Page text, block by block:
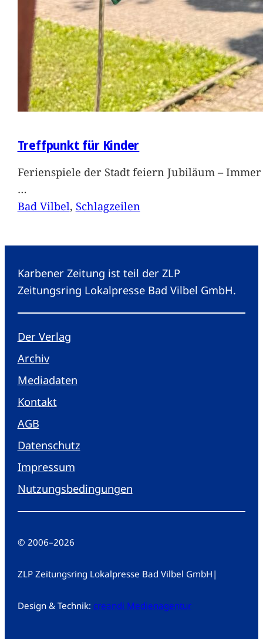
Treffpunkt für Kinder
Ferienspiele der Stadt feiern Jubiläum –
…
Bad Vilbel, Schlagzeilen
Karbener Zeitung ist teil der ZLP
Zeitungsring Lokalpresse Bad Vilbel GmbH.
Der Verlag
Archiv
Mediadaten
Kontakt
AGB
Datenschutz
Impressum
Nutzungsbedingungen
© 2006–2026
ZLP Zeitungsring Lokalpresse Bad Vilbel GmbH |
Design & Technik: creandi Medienagentur